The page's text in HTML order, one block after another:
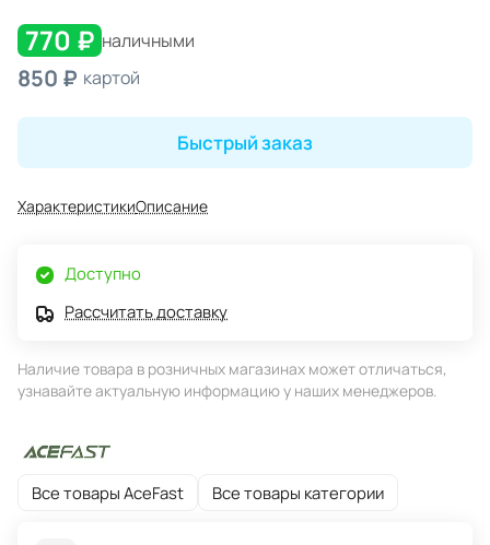
770 ₽ наличными
850 ₽ картой
Быстрый заказ
ХарактеристикиОписание
Доступно
Рассчитать доставку
Наличие товара в розничных магазинах может отличаться,
узнавайте актуальную информацию у наших менеджеров.
Все товары AceFast Все товары категории